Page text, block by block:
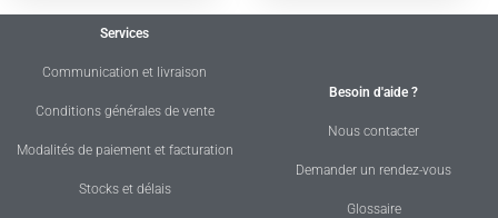
Services
Communication et livraison
Conditions générales de vente
Modalités de paiement et facturation
Stocks et délais
Besoin d'aide ?
Nous contacter
Demander un rendez-vous
Glossaire